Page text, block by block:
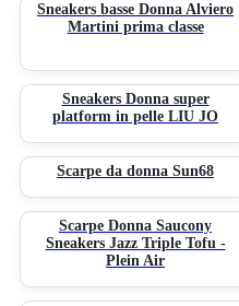
Sneakers basse Donna Alviero
Martini prima classe
Sneakers Donna super
platform in pelle LIU JO
Scarpe da donna Sun68
Scarpe Donna Saucony
Sneakers Jazz Triple Tofu -
Plein Air